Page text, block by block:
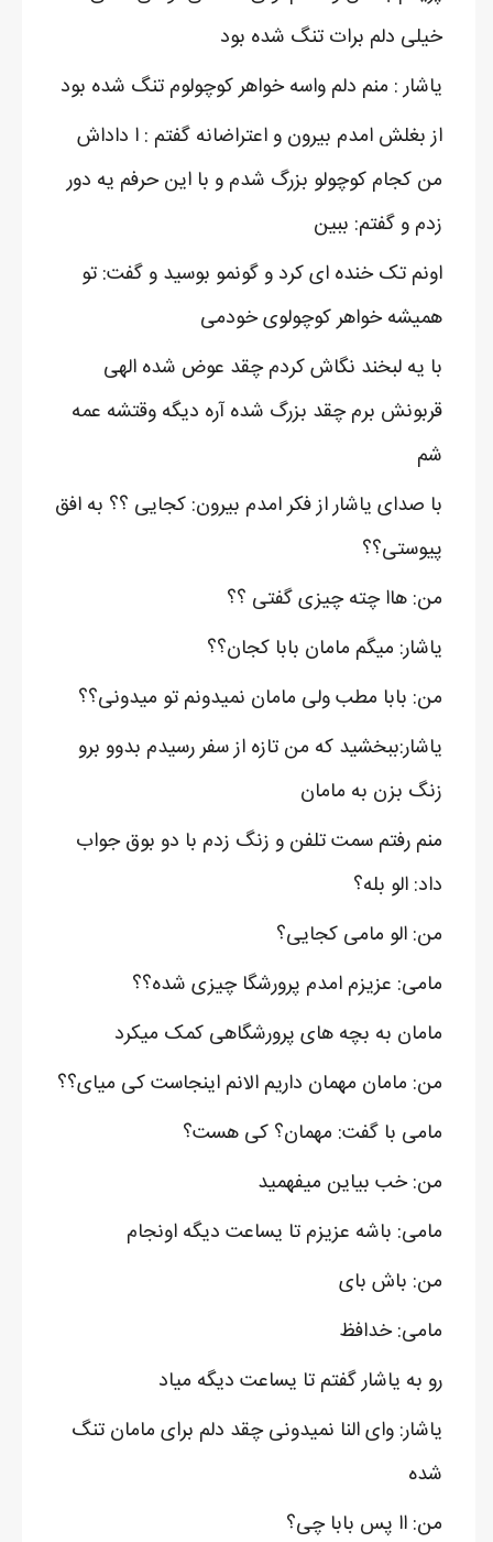
خیلی دلم برات تنگ شده بود
یاشار : منم دلم واسه خواهر کوچولوم تنگ شده بود
از بغلش امدم بیرون و اعتراضانه گفتم : ا داداش
من کجام کوچولو بزرگ شدم و با این حرفم یه دور
زدم و گفتم: ببین
اونم تک خنده ای کرد و گونمو بوسید و گفت: تو
همیشه خواهر کوچولوی خودمی
با یه لبخند نگاش کردم چقد عوض شده الهی
قربونش برم چقد بزرگ شده آره دیگه وقتشه عمه
شم
با صدای یاشار از فکر امدم بیرون: کجایی ؟؟ به افق
پیوستی؟؟
من: هاا چته چیزی گفتی ؟؟
یاشار: میگم مامان بابا کجان؟؟
من: بابا مطب ولی مامان نمیدونم تو میدونی؟؟
یاشار:ببخشید که من تازه از سفر رسیدم بدوو برو
زنگ بزن به مامان
منم رفتم سمت تلفن و زنگ زدم با دو بوق جواب
داد: الو بله؟
من: الو مامی کجایی؟
مامی: عزیزم امدم پرورشگا چیزی شده؟؟
مامان به بچه های پرورشگاهی کمک میکرد
من: مامان مهمان داریم الانم اینجاست کی میای؟؟
مامی با گفت: مهمان؟ کی هست؟
من: خب بیاین میفهمید
مامی: باشه عزیزم تا یساعت دیگه اونجام
من: باش بای
مامی: خدافظ
رو به یاشار گفتم تا یساعت دیگه میاد
یاشار: وای النا نمیدونی چقد دلم برای مامان تنگ
شده
من: اا پس بابا چی؟